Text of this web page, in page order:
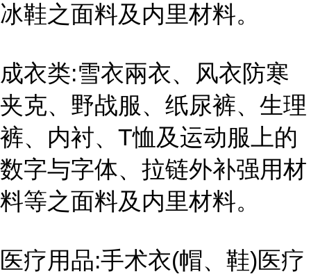
冰鞋之面料及内里材料。
成衣类:雪衣兩衣、风衣防寒
夹克、野战服、纸尿裤、生理
裤、内衬、T恤及运动服上的
数字与字体、拉链外补强用材
料等之面料及内里材料。
医疗用品:手术衣(帽、鞋)医疗